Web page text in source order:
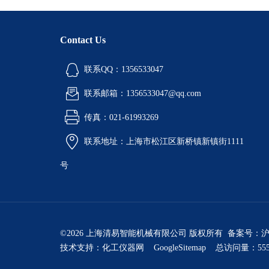
Contact Us
联系QQ：1356533047
联系邮箱：1356533047@qq.com
传真：021-61993269
联系地址：上海市松江区新桥镇新镇街1111
号
©2026 上海清易智能机械有限公司 版权所有 备案号：
技术支持： 化工仪器网 GoogleSitemap 总访问量：